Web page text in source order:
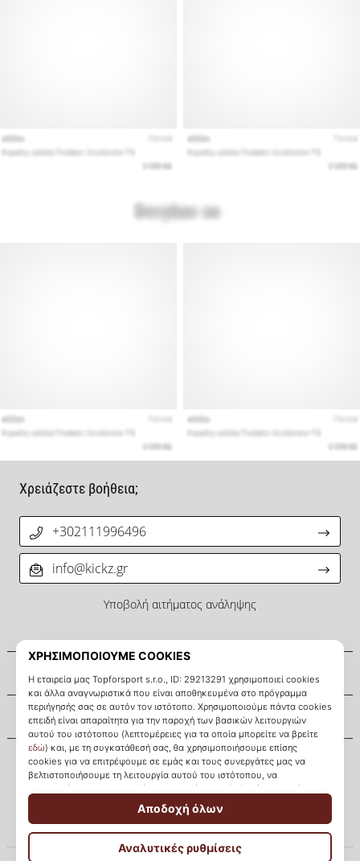
KICKZ.gr
Σχετικά μ' εμάς
Εξυπηρέτηση πελατών
Χρειάζεστε βοήθεια;
+302111996496
info@kickz.gr
Υποβολή αιτήματος ανάληψης